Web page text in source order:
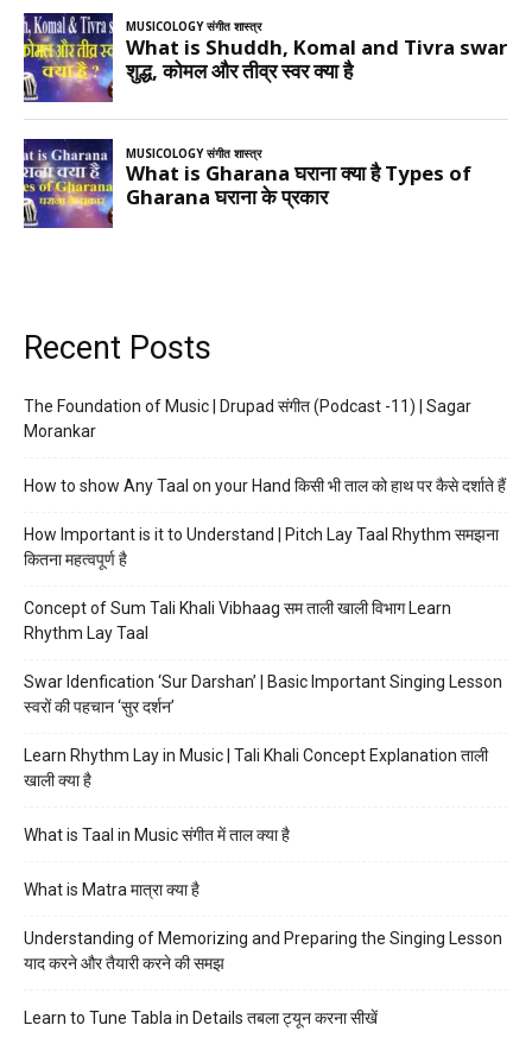
Recent Posts
The Foundation of Music | Drupad संगीत (Podcast -11) | Sagar
Morankar
How to show Any Taal on your Hand किसी भी ताल को हाथ पर कैसे दर्शाते हैं
How Important is it to Understand | Pitch Lay Taal Rhythm समझना
कितना महत्वपूर्ण है
Concept of Sum Tali Khali Vibhaag सम ताली खाली विभाग Learn
Rhythm Lay Taal
Swar Idenfication ‘Sur Darshan’ | Basic Important Singing Lesson
स्वरों की पहचान ‘सुर दर्शन’
Learn Rhythm Lay in Music | Tali Khali Concept Explanation ताली
खाली क्या है
What is Taal in Music संगीत में ताल क्या है
What is Matra मात्रा क्या है
Understanding of Memorizing and Preparing the Singing Lesson
याद करने और तैयारी करने की समझ
Learn to Tune Tabla in Details तबला ट्यून करना सीखें